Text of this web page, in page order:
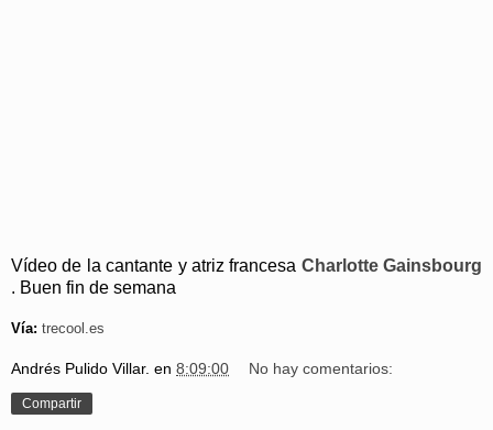
Vídeo de la cantante y atriz francesa Charlotte Gainsbourg
. Buen fin de semana
Vía: trecool.es
Andrés Pulido Villar. en 8:09:00 No hay comentarios:
Compartir